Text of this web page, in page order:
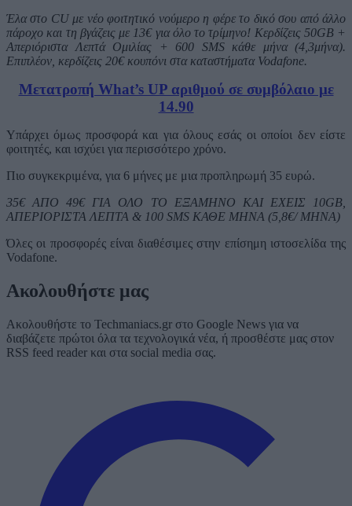
Έλα στο CU με νέο φοιτητικό νούμερο η φέρε το δικό σου από άλλο
πάροχο και τη βγάζεις με 13€ για όλο το τρίμηνο! Κερδίζεις 50GB +
Απεριόριστα Λεπτά Ομιλίας + 600 SMS κάθε μήνα (4,3μήνα).
Επιπλέον, κερδίζεις 20€ κουπόνι στα καταστήματα Vodafone.
Μετατροπή What’s UP αριθμού σε συμβόλαιο με
14.90
Υπάρχει όμως προσφορά και για όλους εσάς οι οποίοι δεν είστε
φοιτητές, και ισχύει για περισσότερο χρόνο.
Πιο συγκεκριμένα, για 6 μήνες με μια προπληρωμή 35 ευρώ.
35€ ΑΠΟ 49€ ΓΙΑ ΟΛΟ ΤΟ ΕΞΑΜΗΝΟ ΚΑΙ ΕΧΕΙΣ 10GB,
ΑΠΕΡΙΟΡΙΣΤΑ ΛΕΠΤΑ & 100 SMS ΚΑΘΕ ΜΗΝΑ (5,8€/ ΜΗΝΑ)
Όλες οι προσφορές είναι διαθέσιμες στην επίσημη ιστοσελίδα της
Vodafone.
Ακολουθήστε μας
Ακολουθήστε το Techmaniacs.gr στο Google News για να
διαβάζετε πρώτοι όλα τα τεχνολογικά νέα, ή προσθέστε μας στον
RSS feed reader και στα social media σας.